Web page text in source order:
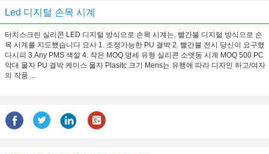
Led 디지털 손목 시계
터치스크린 실리콘 LED 디지털 방식으로 손목 시계는, 빨간불 디지털 방식으로 손
목 시계를 지도했습니다 묘사 1. 조정가능한 PU 결박 2. 빨간불 전시 당신이 요구했
다시피 3.Any PMS 색깔 4. 작은 MOQ 명세 유형 실리콘 소맷동 시계 MOQ 500 PC
악대 물자 PU 결박 케이스 물자 Plasitc 크기 Mens는 유행에 따라 디자인 하고/여자
의 작풍 ...